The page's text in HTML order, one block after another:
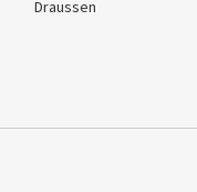
Draussen